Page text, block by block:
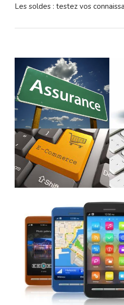
Les soldes : testez vos